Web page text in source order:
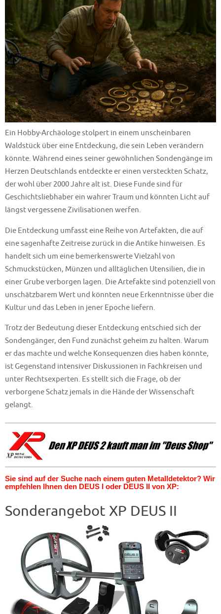
Ein Hobby-Archäologe stolpert in einem unscheinbaren
Waldstück über eine Entdeckung, die sein Leben verändern
könnte. Während eines seiner gewöhnlichen Sondengänge im
Herzen Deutschlands entdeckte er einen versteckten Schatz,
der wohl über 2000 Jahre alt ist. Diese Funde sind für
Geschichtsliebhaber ein wahrer Traum und könnten Licht auf
längst vergessene Zivilisationen werfen.
Die Entdeckung umfasst eine Reihe von Artefakten, die auf
eine sagenhafte Zeitreise zurück in die Antike hinweisen. Es
handelt sich um eine bemerkenswerte Vielzahl von
Schmuckstücken, Münzen und alltäglichen Utensilien, die in
einer Grube verborgen lagen. Die Artefakte sind potenziell von
unschätzbarem Wert und könnten neue Erkenntnisse über die
Kultur und das Leben in jener Epoche liefern.
Trotz der Bedeutung dieser Entdeckung entschied sich der
Sondengänger, den Fund zunächst geheim zu halten. Warum
er das machte und welche Konsequenzen dies haben könnte,
ist Gegenstand intensiver Diskussionen in Fachkreisen und
unter Rechtsexperten. Es stellt sich die Frage, ob der
verborgene Schatz jemals in die Hände der Wissenschaft
gelangt.
Sie sind auf der Suche nach einem guten Metalldetektor? Wir
empfehlen Ihnen den DEUS I oder DEUS II von XP:
Sonderangebot XP DEUS II